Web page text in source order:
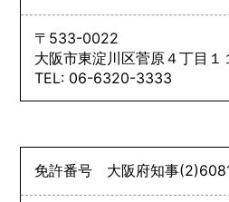
〒533-0022
大阪市東淀川区菅原４丁目１
TEL: 06-6320-3333
免許番号 大阪府知事(2)